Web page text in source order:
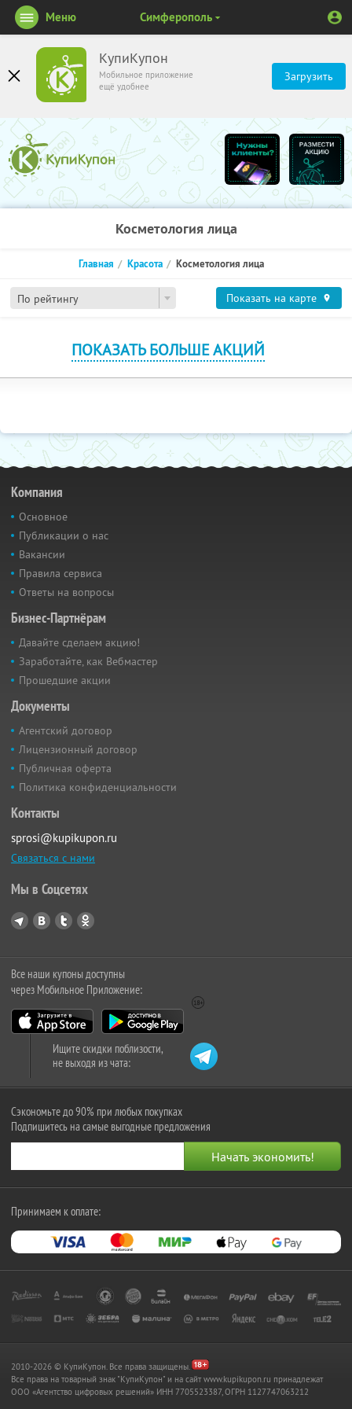
КупиКупон
Мобильное приложение
ещё удобнее
Загрузить
Меню Симферополь
Косметология лица
По рейтингу
Главная Красота Косметология лица
Показать на карте
ПОКАЗАТЬ БОЛЬШЕ АКЦИЙ
Компания
Основное
Публикации о нас
Вакансии
Правила сервиса
Ответы на вопросы
Бизнес-Партнёрам
Давайте сделаем акцию!
Заработайте, как Вебмастер
Прошедшие акции
Документы
Агентский договор
Лицензионный договор
Публичная оферта
Политика конфиденциальности
Контакты
sprosi@kupikupon.ru
Связаться с нами
Мы в Соцсетях
Все наши купоны доступны
через Мобильное Приложение:
Ищите скидки поблизости,
не выходя из чата:
Сэкономьте до 90% при любых покупках
Подпишитесь на самые выгодные предложения
Принимаем к оплате:
2010-2026 © КупиКупон. Все права защищены.
Все права на товарный знак "КупиКупон" и на сайт www.kupikupon.ru принадлежат
OOO «Агентство цифровых решений» ИНН 7705523387, ОГРН 1127747063212